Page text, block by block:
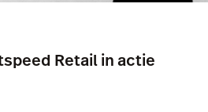
Retail in actie